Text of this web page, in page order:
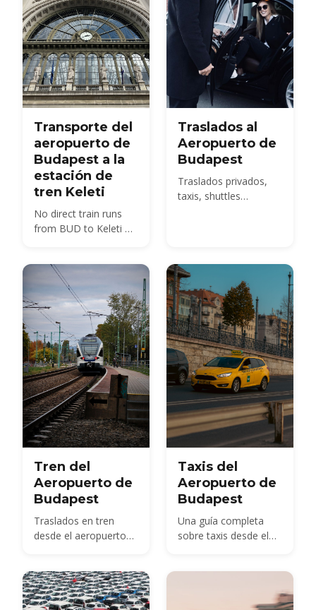
centro de la ciudad.
Transporte del
aeropuerto de
Budapest a la
estación de
tren Keleti
No direct train runs
from BUD to Keleti —
850 HUF budget route,
and 2026 taxi fares
under the new airport
surcharge.
Traslados al
Aeropuerto de
Budapest
Traslados privados,
taxis, shuttles
de 2026 y cómo
reservar con
antelación.
Tren del
Aeropuerto de
Budapest
Traslados en tren
desde el aeropuerto
Taxis del
Aeropuerto de
Budapest
Una guía completa
sobre taxis desde el